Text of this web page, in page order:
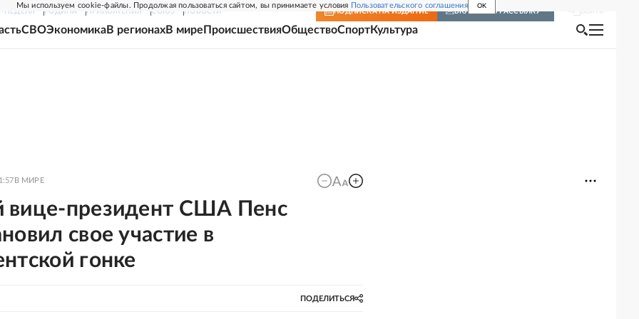
Мы используем cookie-файлы. Продолжая пользоваться сайтом, вы принимаете условия Пользовательского соглашения OK
НЕДЕЛЯ РОДИНА ПРИЛОЖЕНИЯ СОЮЗ НОВОСТИ ПОДПИСКА НА ИЗДАНИЕ ВКЛЮЧИТЬ РАССЫЛКУ
СВОЭкономикаВ регионахВ мире ПроисшествияОбществоСпортКультура
В МИРЕ
вице-президент США Пенс
свое участие в
гонке
ПОДЕЛИТЬСЯ